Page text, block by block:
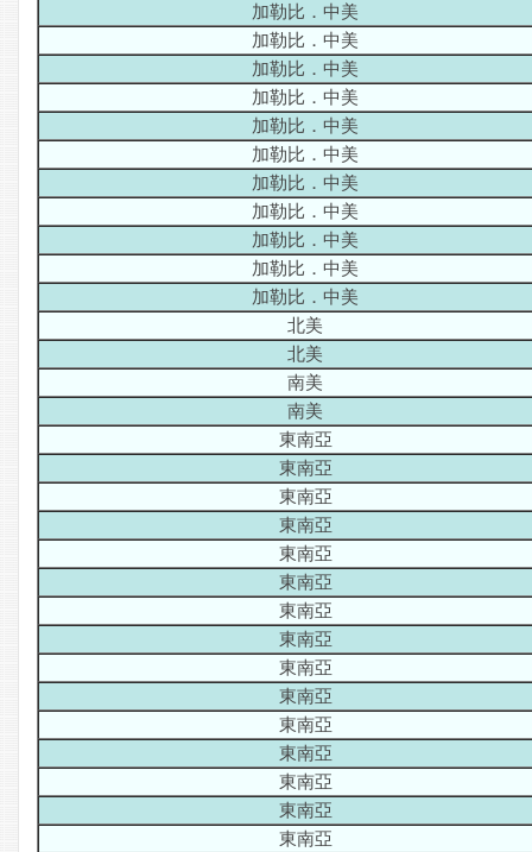
加勒比．中美
加勒比．中美
加勒比．中美
加勒比．中美
加勒比．中美
加勒比．中美
加勒比．中美
加勒比．中美
加勒比．中美
加勒比．中美
加勒比．中美
北美
北美
南美
南美
東南亞
東南亞
東南亞
東南亞
東南亞
東南亞
東南亞
東南亞
東南亞
東南亞
東南亞
東南亞
東南亞
東南亞
東南亞